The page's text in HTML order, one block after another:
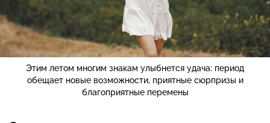
Этим летом многим знакам улыбнется удача: период
обещает новые возможности, приятные сюрпризы и
благоприятные перемены